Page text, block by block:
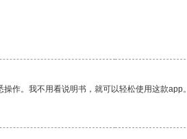
作。我不用看说明书，就可以轻松使用这款app。